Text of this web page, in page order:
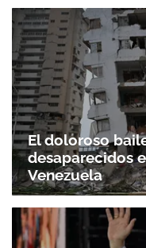
El doloroso
desaparecidos
Venezuela